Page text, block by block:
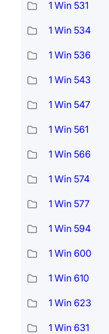
1 Win 531
1 Win 534
1 Win 536
1 Win 543
1 Win 547
1 Win 561
1 Win 566
1 Win 574
1 Win 577
1 Win 594
1 Win 600
1 Win 610
1 Win 623
1 Win 631